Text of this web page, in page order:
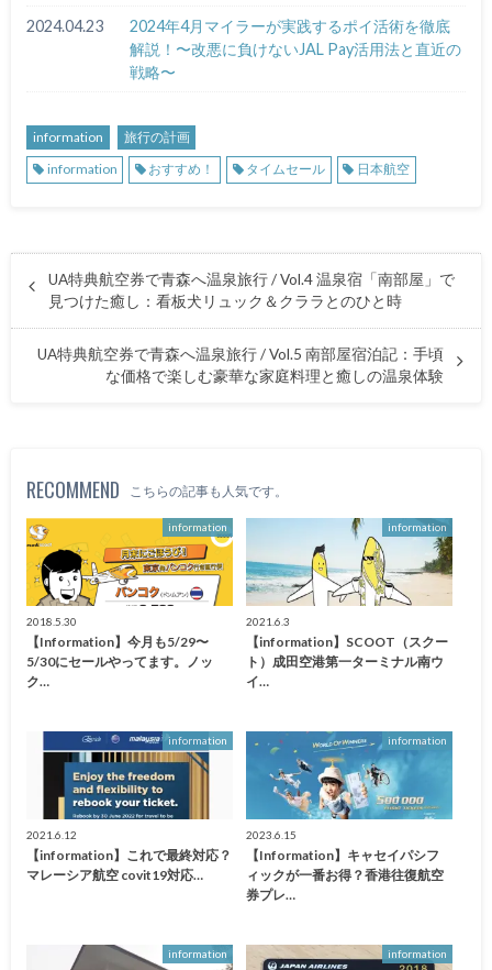
2024.04.23
2024年4月マイラーが実践するポイ活術を徹底
解説！〜改悪に負けないJAL Pay活用法と直近の
戦略〜
information
旅行の計画
information
おすすめ！ タイムセール 日本航空
UA特典航空券で青森へ温泉旅行 / Vol.4 温泉宿「南部屋」で
見つけた癒し：看板犬リュック＆クララとのひと時
UA特典航空券で青森へ温泉旅行 / Vol.5 南部屋宿泊記：手頃
な価格で楽しむ豪華な家庭料理と癒しの温泉体験
RECOMMEND こちらの記事も人気です。
information
2018.5.30
【Information】今月も5/29〜
5/30にセールやってます。ノッ
ク…
information
2021.6.3
【information】SCOOT（スクー
ト）成田空港第一ターミナル南ウ
イ…
information
2021.6.12
【information】これで最終対応？
マレーシア航空 covit19対応…
information
2023.6.15
【Information】キャセイパシフ
ィックが一番お得？香港往復航空
券プレ…
information information